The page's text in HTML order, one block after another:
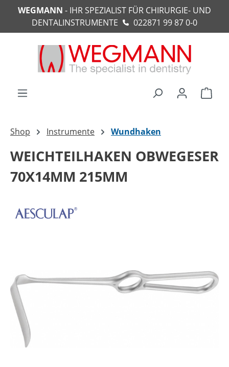
springen
WEGMANN - IHR SPEZIALIST FÜR CHIRURGIE- UND
DENTALINSTRUMENTE
022871 99 87 0-0
Shop Instrumente Wundhaken
WEICHTEILHAKEN OBWEGESER
70X14MM 215MM